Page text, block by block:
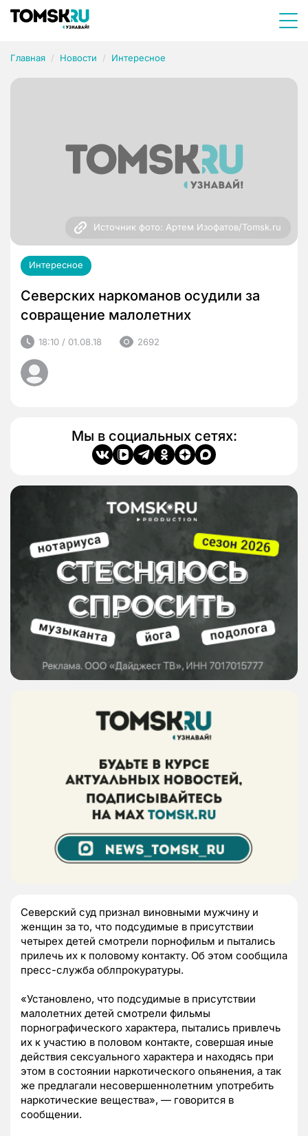
Главная Новости Интересное
Источник фото: Артем Изофатов/Tomsk.ru
Интересное
Северских наркоманов осудили за
совращение малолетних
18:10 / 01.08.18 2692
Мы в социальных сетях:
Северский суд признал виновными мужчину и
женщин за то, что подсудимые в присутствии
четырех детей смотрели порнофильм и пытались
прилечь их к половому контакту. Об этом сообщила
пресс-служба облпрокуратуры.
«Установлено, что подсудимые в присутствии
малолетних детей смотрели фильмы
порнографического характера, пытались привлечь
их к участию в половом контакте, совершая иные
действия сексуального характера и находясь при
этом в состоянии наркотического опьянения, а так
же предлагали несовершеннолетним употребить
наркотические вещества», — говорится в
сообщении.